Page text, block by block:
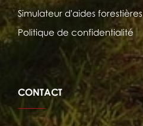
Simulateur d'aides forestières
Politique de confidentialité
CONTACT